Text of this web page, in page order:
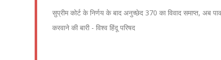
सुप्रीम कोर्ट के निर्णय के बाद अनुच्छेद 370 का विवाद समाप्त, अब
करवाने की बारी - विश्व हिंदू परिषद